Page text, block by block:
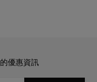
優惠資訊